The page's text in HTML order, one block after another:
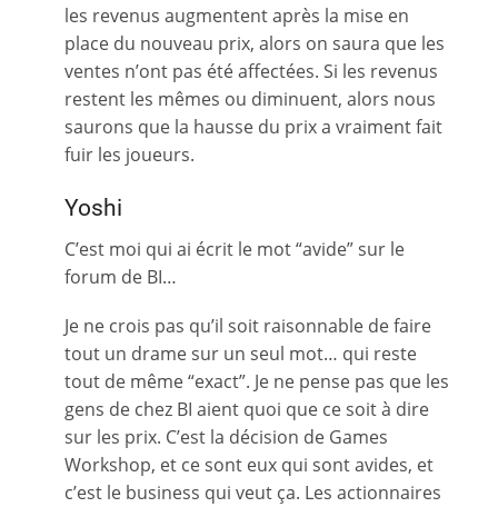
les revenus augmentent après la mise en
place du nouveau prix, alors on saura que les
ventes n’ont pas été affectées. Si les revenus
restent les mêmes ou diminuent, alors nous
saurons que la hausse du prix a vraiment fait
fuir les joueurs.
Yoshi
C’est moi qui ai écrit le mot “avide” sur le
forum de BI…
Je ne crois pas qu’il soit raisonnable de faire
tout un drame sur un seul mot… qui reste
tout de même “exact”. Je ne pense pas que les
gens de chez BI aient quoi que ce soit à dire
sur les prix. C’est la décision de Games
Workshop, et ce sont eux qui sont avides, et
c’est le business qui veut ça. Les actionnaires